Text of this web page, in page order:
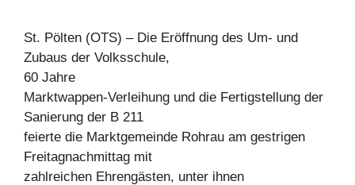
St. Pölten (OTS) – Die Eröffnung des Um- und
Zubaus der Volksschule,
60 Jahre
Marktwappen-Verleihung und die Fertigstellung der
Sanierung der B 211
feierte die Marktgemeinde Rohrau am gestrigen
Freitagnachmittag mit
zahlreichen Ehrengästen, unter ihnen